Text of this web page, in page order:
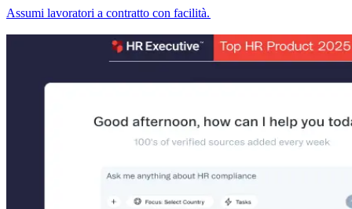
Assumi lavoratori a contratto con facilità.​​